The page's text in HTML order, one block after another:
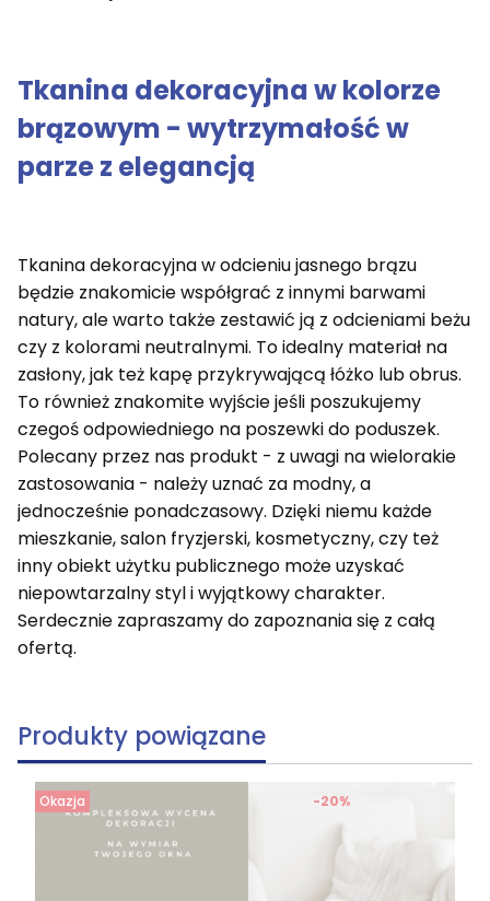
Tkanina dekoracyjna w kolorze
brązowym - wytrzymałość w
parze z elegancją
Tkanina dekoracyjna w odcieniu jasnego brązu
będzie znakomicie współgrać z innymi barwami
natury, ale warto także zestawić ją z odcieniami beżu
czy z kolorami neutralnymi. To idealny materiał na
zasłony, jak też kapę przykrywającą łóżko lub obrus.
To również znakomite wyjście jeśli poszukujemy
czegoś odpowiedniego na poszewki do poduszek.
Polecany przez nas produkt - z uwagi na wielorakie
zastosowania - należy uznać za modny, a
jednocześnie ponadczasowy. Dzięki niemu każde
mieszkanie, salon fryzjerski, kosmetyczny, czy też
inny obiekt użytku publicznego może uzyskać
niepowtarzalny styl i wyjątkowy charakter.
Serdecznie zapraszamy do zapoznania się z całą
ofertą.
Produkty powiązane
Okazja -20%